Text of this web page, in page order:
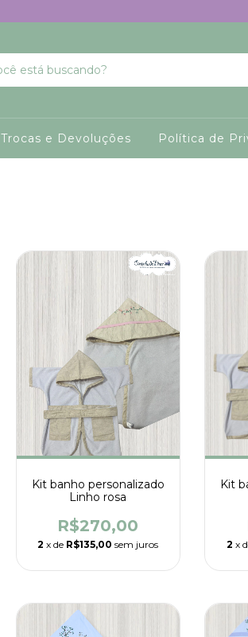
Trocas e Devoluções Política de
Kit banho personalizado
Linho rosa
R$270,00
2 x de R$135,00 sem juros
Kit
2 x